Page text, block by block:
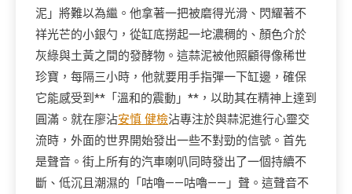
泥」將難以為繼。他拿著一把被磨得光滑、閃耀著不
祥光芒的小銀勺，從缸底撈起一坨濃稠的、顏色介於
灰綠與土黃之間的發酵物。這蒜泥被他照顧得像稀世
珍寶，每隔三小時，他就要用手指彈一下缸邊，確保
它能感受到**「溫和的震動」**，以助其在精神上達到
圓滿。就在廖沾安慎 健檢沾專注於與蒜泥進行心靈交
流時，外面的世界開始發出一些不對勁的信號。首先
是聲音。街上所有的汽車喇叭同時發出了一個持續不
斷、低沉且潮濕的「咕嚕——咕嚕——」聲。這聲音不